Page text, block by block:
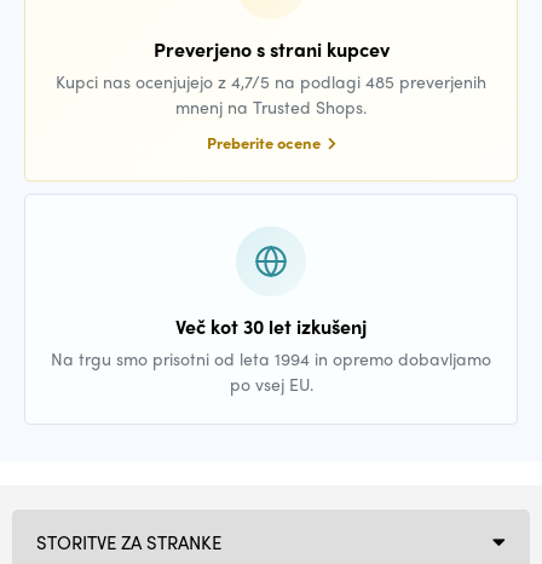
Preverjeno s strani kupcev
Kupci nas ocenjujejo z 4,7/5 na podlagi 485 preverjenih
mnenj na Trusted Shops.
Preberite ocene
Več kot 30 let izkušenj
Na trgu smo prisotni od leta 1994 in opremo dobavljamo
po vsej EU.
STORITVE ZA STRANKE